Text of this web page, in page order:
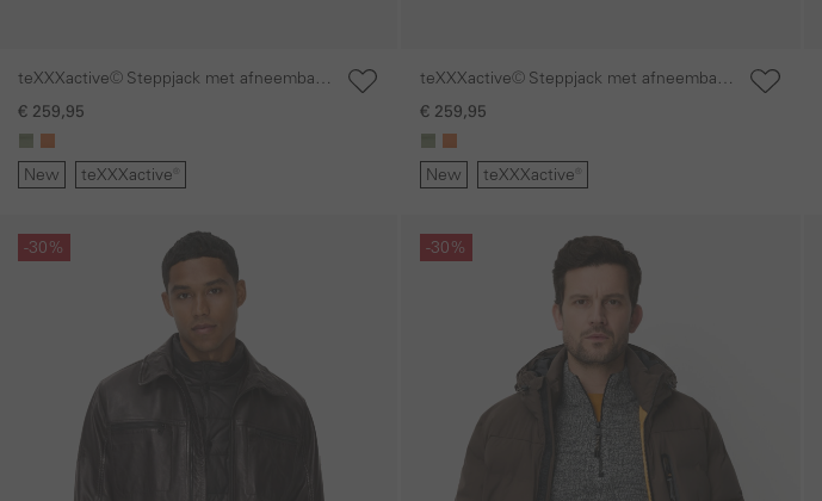
teXXXactive© Steppjack met afneembare
kap
€ 259,95
New teXXXactive®
teXXXactive© Steppjack met afneembare
kap
€ 259,95
New teXXXactive®
-30% -30%